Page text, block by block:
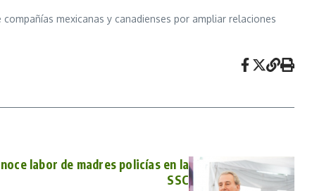
mexicanas y canadienses por ampliar relaciones
labor de madres policías en la
SSC